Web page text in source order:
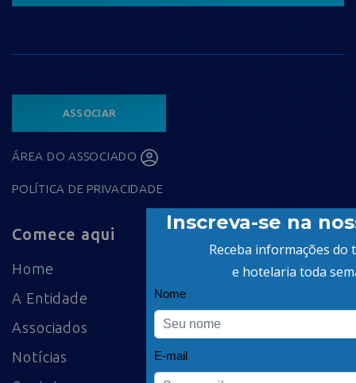
ASSOCIAR
ÁREA DO ASSOCIADO
POLÍTICA DE PRIVACIDADE
Comece aqui
Home
A Entidade
Associados
Notícias